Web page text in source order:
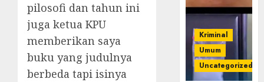
pilosofi dan tahun ini
juga ketua KPU
memberikan saya
buku yang judulnya
berbeda tapi isinya
Kriminal
Umum
Uncategorized